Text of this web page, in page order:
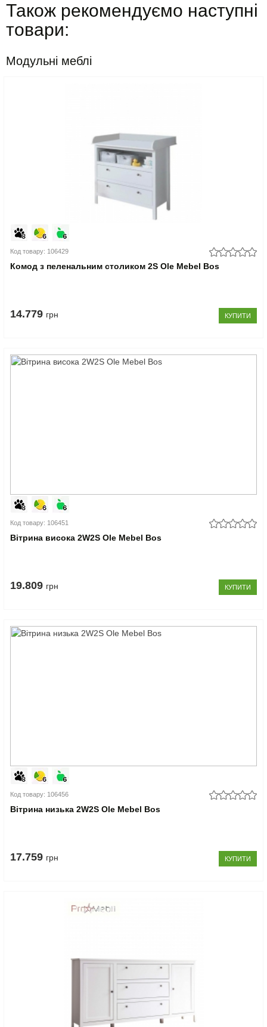
Також рекомендуємо наступні
товари:
Модульні меблі
Код товару: 106429
Комод з пеленальним столиком 2S Ole Mebel Bos
14.779 грн КУПИТИ
Код товару: 106451
Вітрина висока 2W2S Ole Mebel Bos
19.809 грн КУПИТИ
Код товару: 106456
Вітрина низька 2W2S Ole Mebel Bos
17.759 грн КУПИТИ